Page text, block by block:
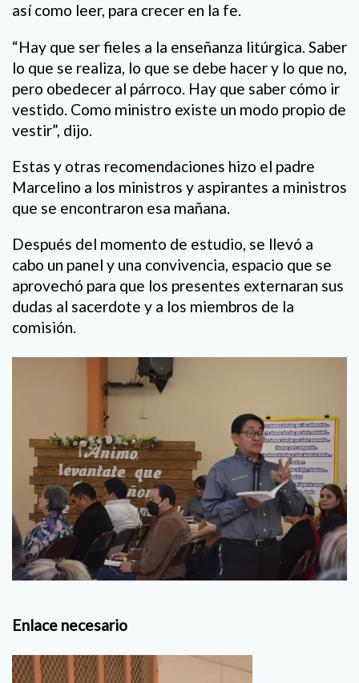
así como leer, para crecer en la fe.
“Hay que ser fieles a la enseñanza litúrgica. Saber
lo que se realiza, lo que se debe hacer y lo que no,
pero obedecer al párroco. Hay que saber cómo ir
vestido. Como ministro existe un modo propio de
vestir”, dijo.
Estas y otras recomendaciones hizo el padre
Marcelino a los ministros y aspirantes a ministros
que se encontraron esa mañana.
Después del momento de estudio, se llevó a
cabo un panel y una convivencia, espacio que se
aprovechó para que los presentes externaran sus
dudas al sacerdote y a los miembros de la
comisión.
Enlace necesario